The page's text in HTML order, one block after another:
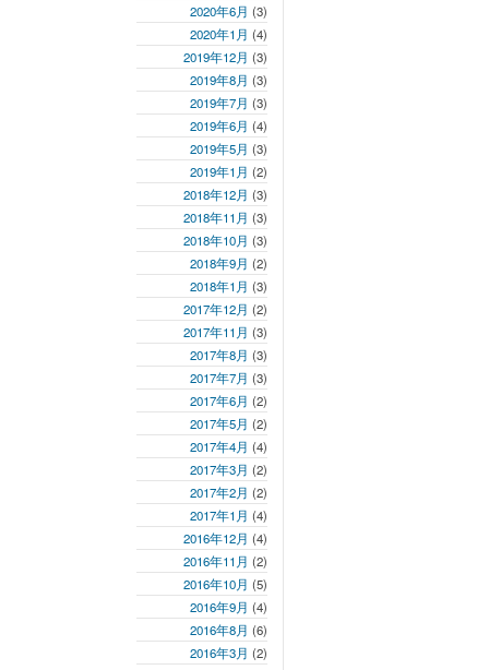
2020年6月 (3)
2020年1月 (4)
2019年12月 (3)
2019年8月 (3)
2019年7月 (3)
2019年6月 (4)
2019年5月 (3)
2019年1月 (2)
2018年12月 (3)
2018年11月 (3)
2018年10月 (3)
2018年9月 (2)
2018年1月 (3)
2017年12月 (2)
2017年11月 (3)
2017年8月 (3)
2017年7月 (3)
2017年6月 (2)
2017年5月 (2)
2017年4月 (4)
2017年3月 (2)
2017年2月 (2)
2017年1月 (4)
2016年12月 (4)
2016年11月 (2)
2016年10月 (5)
2016年9月 (4)
2016年8月 (6)
2016年3月 (2)